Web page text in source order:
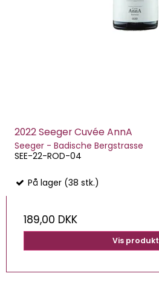
2022 Seeger Cuvée AnnA
Seeger - Badische Bergstrasse
SEE-22-ROD-04
På lager (38 stk.)
189,00 DKK
Vis produkt